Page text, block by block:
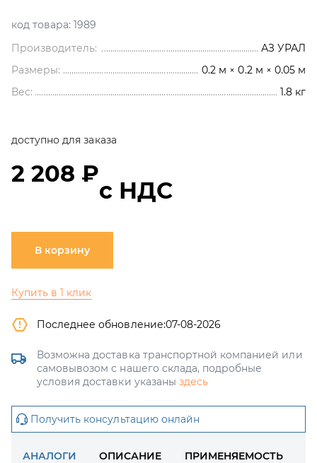
код товара: 1989
Производитель:
АЗ УРАЛ
Размеры:
0.2 м × 0.2 м × 0.05 м
Вес:
1.8 кг
доступно для заказа
2 208 ₽
с НДС
В корзину
Купить в 1 клик
Последнее обновление:07-08-2026
Возможна доставка транспортной компанией или
самовывозом с нашего склада, подробные
условия доставки указаны здесь
Получить консультацию онлайн
АНАЛОГИ ОПИСАНИЕ ПРИМЕНЯЕМОСТЬ